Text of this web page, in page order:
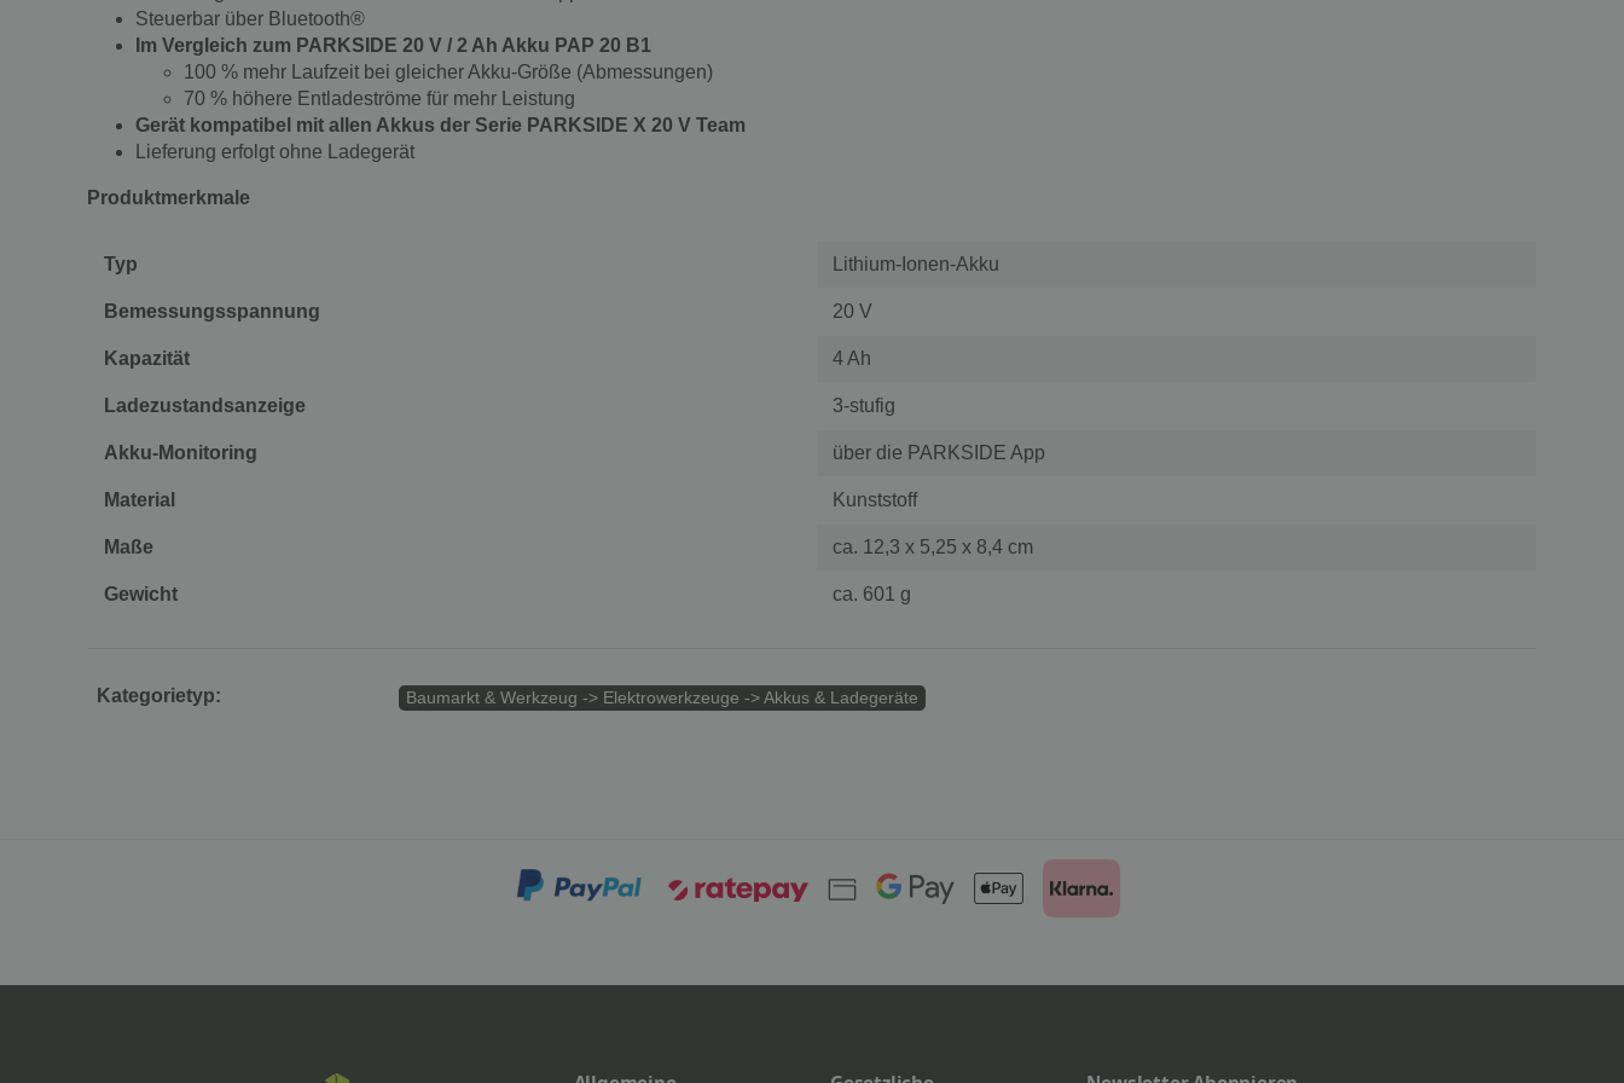
Steuerbar über Bluetooth®
Im Vergleich zum PARKSIDE 20 V / 2 Ah Akku PAP 20 B1
100 % mehr Laufzeit bei gleicher Akku-Größe (Abmessungen)
70 % höhere Entladeströme für mehr Leistung
Gerät kompatibel mit allen Akkus der Serie PARKSIDE X 20 V Team
Lieferung erfolgt ohne Ladegerät
Produktmerkmale
Typ Lithium-Ionen-Akku
Bemessungsspannung 20 V
Kapazität 4 Ah
Ladezustandsanzeige 3-stufig
Akku-Monitoring über die PARKSIDE App
Material Kunststoff
Maße ca. 12,3 x 5,25 x 8,4 cm
Gewicht ca. 601 g
Kategorietyp: Baumarkt & Werkzeug -> Elektrowerkzeuge -> Akkus & Ladegeräte